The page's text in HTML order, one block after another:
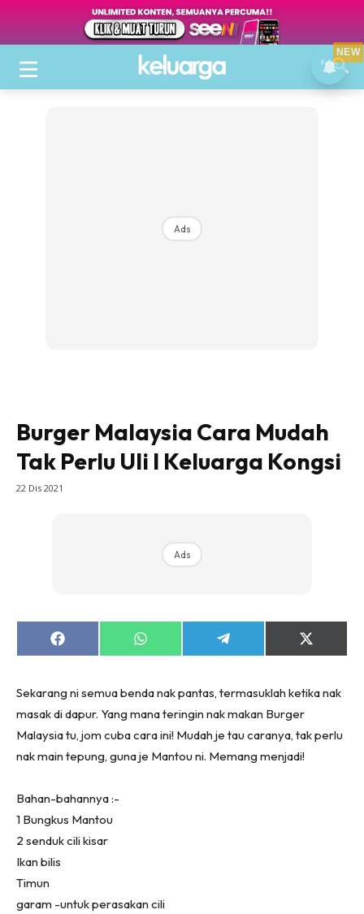
Ads
Burger Malaysia Cara Mudah
Tak Perlu Uli l Keluarga Kongsi
22 Dis 2021
Ads
Share
on
Share
on
Share
on
Share
on
Sekarang ni semua benda nak pantas, termasuklah ketika nak
masak di dapur. Yang mana teringin nak makan Burger
Malaysia tu, jom cuba cara ini! Mudah je tau caranya, tak perlu
nak main tepung, guna je Mantou ni. Memang menjadi!
Bahan-bahannya :-
1 Bungkus Mantou
2 senduk cili kisar
Ikan bilis
Timun
garam -untuk perasakan cili
NEW